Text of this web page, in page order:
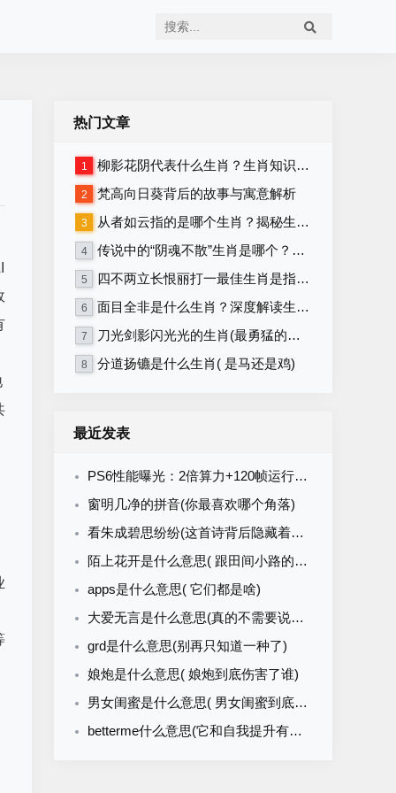
热门文章
1 柳影花阴代表什么生肖？生肖知识大揭秘！
2 梵高向日葵背后的故事与寓意解析
3 从者如云指的是哪个生肖？揭秘生肖背后的含义
4 传说中的“阴魂不散”生肖是哪个？详解生肖与“阴魂不散”的关联
5 四不两立长恨丽打一最佳生肖是指什么生肖，重点解释落实
6 面目全非是什么生肖？深度解读生肖性格与命运！
7 刀光剑影闪光光的生肖(最勇猛的生肖)
8 分道扬镳是什么生肖( 是马还是鸡)
最近发表
PS6性能曝光：2倍算力+120帧运行PG直击龙卷风真实风暴世界
窗明几净的拼音(你最喜欢哪个角落)
看朱成碧思纷纷(这首诗背后隐藏着怎样的故事)
陌上花开是什么意思( 跟田间小路的花有啥关系)
apps是什么意思( 它们都是啥)
大爱无言是什么意思(真的不需要说出口吗)
grd是什么意思(别再只知道一种了)
娘炮是什么意思( 娘炮到底伤害了谁)
男女闺蜜是什么意思( 男女闺蜜到底是什么关系)
betterme什么意思(它和自我提升有关吗)